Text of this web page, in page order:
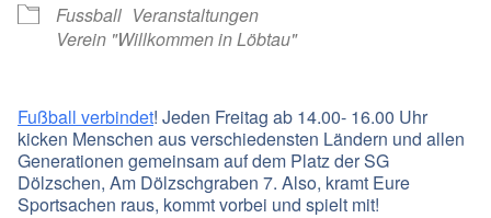
Fussball Veranstaltungen
Verein "Willkommen in Löbtau"
Fußball verbindet! Jeden Freitag ab 14.00- 16.00 Uhr
kicken Menschen aus verschiedensten Ländern und allen
Generationen gemeinsam auf dem Platz der SG
Dölzschen, Am Dölzschgraben 7. Also, kramt Eure
Sportsachen raus, kommt vorbei und spielt mit!